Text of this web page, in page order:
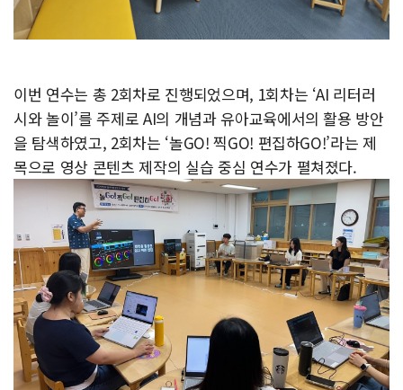
이번 연수는 총 2회차로 진행되었으며, 1회차는 ‘AI 리터러
시와 놀이’를 주제로 AI의 개념과 유아교육에서의 활용 방안
을 탐색하였고, 2회차는 ‘놀GO! 찍GO! 편집하GO!’라는 제
목으로 영상 콘텐츠 제작의 실습 중심 연수가 펼쳐졌다.